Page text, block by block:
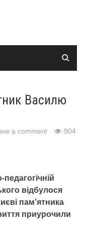
Василю
a comment 904
відбулося
пам’ятника
приурочили